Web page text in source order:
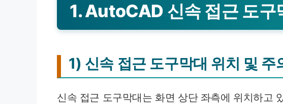
1. AutoCAD 신속 접근 도구
1) 신속 접근 도구막대 위치 및 주
신속 접근 도구막대는 화면 상단 좌측에 위치하고